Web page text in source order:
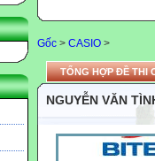
Gốc > CASIO >
TỔNG HỢP ĐỀ THI
NGUYỄN VĂN